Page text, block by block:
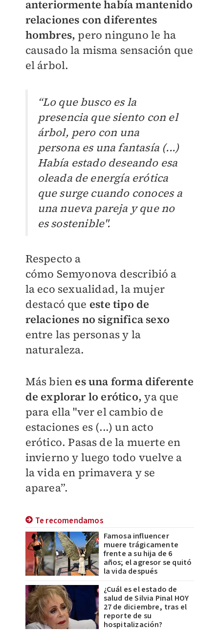
anteriormente había mantenido
relaciones con diferentes
hombres, pero ninguno le ha
causado la misma sensación que
el árbol.
“Lo que busco es la
presencia que siento con el
árbol, pero con una
persona es una fantasía (...)
Había estado deseando esa
oleada de energía erótica
que surge cuando conoces a
una nueva pareja y que no
es sostenible".
Respecto a
cómo Semyonova describió a
la eco sexualidad, la mujer
destacó que este tipo de
relaciones no significa sexo
entre las personas y la
naturaleza.
Más bien es una forma diferente
de explorar lo erótico, ya que
para ella "ver el cambio de
estaciones es (...) un acto
erótico. Pasas de la muerte en
invierno y luego todo vuelve a
la vida en primavera y se
aparea”.
Te recomendamos
Famosa influencer
muere trágicamente
frente a su hija de 6
años; el agresor se quitó
la vida después
¿Cuál es el estado de
salud de Silvia Pinal HOY
27 de diciembre, tras el
reporte de su
hospitalización?